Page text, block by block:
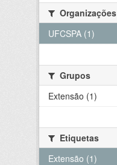
Organizações
UFCSPA (1)
Grupos
Extensão (1)
Etiquetas
Extensão (1)